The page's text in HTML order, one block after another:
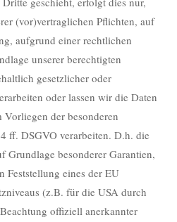
(vor)vertraglichen Pflichten, auf
aufgrund einer rechtlichen
unserer berechtigten
gesetzlicher oder
oder lassen wir die Daten
der besonderen
ff. DSGVO verarbeiten. D.h. die
Grundlage besonderer Garantien,
Feststellung eines der EU
(z.B. für die USA durch
offiziell anerkannter